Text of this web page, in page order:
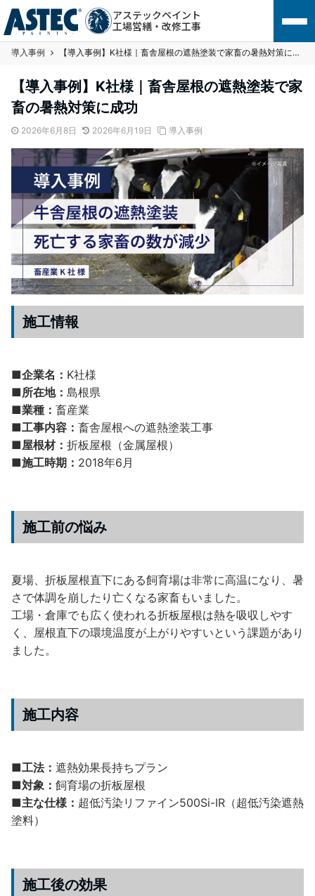
アステックペイント
工場営繕・改修工事
導入事例 【導入事例】K社様｜畜舎屋根の遮熱塗装で家畜の暑熱対策に成功
【導入事例】K社様｜畜舎屋根の遮熱塗装で家
畜の暑熱対策に成功
2026年6月8日 2026年6月19日 導入事例
施工情報
■企業名： K社様
■所在地： 島根県
■業種： 畜産業
■工事内容： 畜舎屋根への遮熱塗装工事
■屋根材： 折板屋根（金属屋根）
■施工時期： 2018年6月
施工前の悩み
夏場、折板屋根直下にある飼育場は非常に高温になり、暑
さで体調を崩したり亡くなる家畜もいました。
工場・倉庫でも広く使われる折板屋根は熱を吸収しやす
く、屋根直下の環境温度が上がりやすいという課題があり
ました。
施工内容
■工法： 遮熱効果長持ちプラン
■対象： 飼育場の折板屋根
■主な仕様： 超低汚染リファイン500Si-IR（超低汚染遮熱
塗料）
施工後の効果